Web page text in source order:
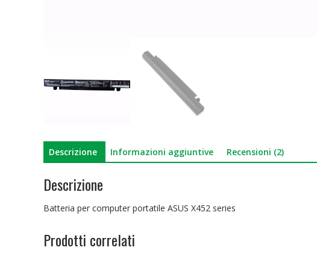
Descrizione Informazioni aggiuntive Recensioni (2)
Descrizione
Batteria per computer portatile ASUS X452 series
Prodotti correlati